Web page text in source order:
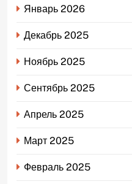
Январь 2026
Декабрь 2025
Ноябрь 2025
Сентябрь 2025
Апрель 2025
Март 2025
Февраль 2025